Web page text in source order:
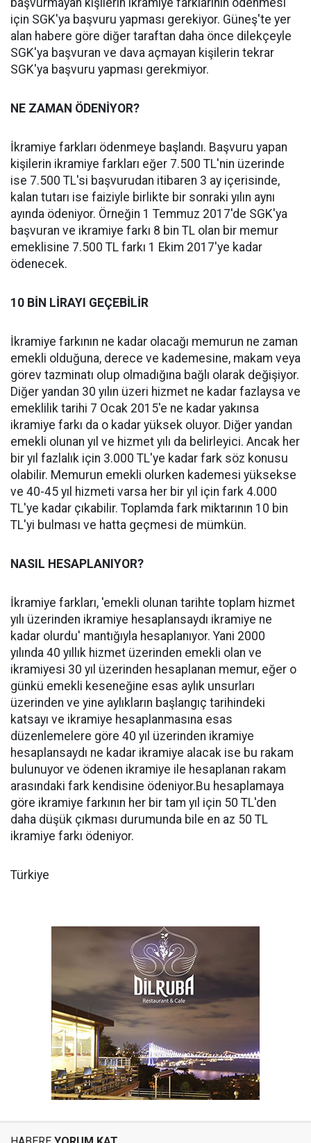
başvurmayan kişilerin ikramiye farklarının ödenmesi
için SGK'ya başvuru yapması gerekiyor. Güneş'te yer
alan habere göre diğer taraftan daha önce dilekçeyle
SGK'ya başvuran ve dava açmayan kişilerin tekrar
SGK'ya başvuru yapması gerekmiyor.
NE ZAMAN ÖDENİYOR?
İkramiye farkları ödenmeye başlandı. Başvuru yapan
kişilerin ikramiye farkları eğer 7.500 TL'nin üzerinde
ise 7.500 TL'si başvurudan itibaren 3 ay içerisinde,
kalan tutarı ise faiziyle birlikte bir sonraki yılın aynı
ayında ödeniyor. Örneğin 1 Temmuz 2017'de SGK'ya
başvuran ve ikramiye farkı 8 bin TL olan bir memur
emeklisine 7.500 TL farkı 1 Ekim 2017'ye kadar
ödenecek.
10 BİN LİRAYI GEÇEBİLİR
İkramiye farkının ne kadar olacağı memurun ne zaman
emekli olduğuna, derece ve kademesine, makam veya
görev tazminatı olup olmadığına bağlı olarak değişiyor.
Diğer yandan 30 yılın üzeri hizmet ne kadar fazlaysa ve
emeklilik tarihi 7 Ocak 2015'e ne kadar yakınsa
ikramiye farkı da o kadar yüksek oluyor. Diğer yandan
emekli olunan yıl ve hizmet yılı da belirleyici. Ancak her
bir yıl fazlalık için 3.000 TL'ye kadar fark söz konusu
olabilir. Memurun emekli olurken kademesi yüksekse
ve 40-45 yıl hizmeti varsa her bir yıl için fark 4.000
TL'ye kadar çıkabilir. Toplamda fark miktarının 10 bin
TL'yi bulması ve hatta geçmesi de mümkün.
NASIL HESAPLANIYOR?
İkramiye farkları, 'emekli olunan tarihte toplam hizmet
yılı üzerinden ikramiye hesaplansaydı ikramiye ne
kadar olurdu' mantığıyla hesaplanıyor. Yani 2000
yılında 40 yıllık hizmet üzerinden emekli olan ve
ikramiyesi 30 yıl üzerinden hesaplanan memur, eğer o
günkü emekli keseneğine esas aylık unsurları
üzerinden ve yine aylıkların başlangıç tarihindeki
katsayı ve ikramiye hesaplanmasına esas
düzenlemelere göre 40 yıl üzerinden ikramiye
hesaplansaydı ne kadar ikramiye alacak ise bu rakam
bulunuyor ve ödenen ikramiye ile hesaplanan rakam
arasındaki fark kendisine ödeniyor.Bu hesaplamaya
göre ikramiye farkının her bir tam yıl için 50 TL'den
daha düşük çıkması durumunda bile en az 50 TL
ikramiye farkı ödeniyor.
Türkiye